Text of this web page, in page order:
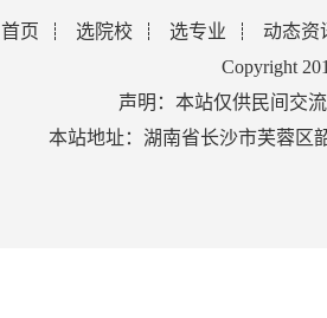
首页 选院校 选专业
动态资
Copyright
声明：本站仅供民间交
本站地址：湖南省长沙市芙蓉区